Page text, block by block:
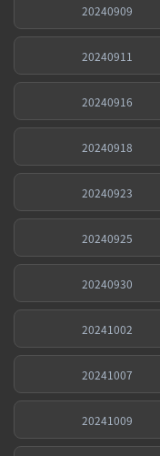
20240909
20240911
20240916
20240918
20240923
20240925
20240930
20241002
20241007
20241009